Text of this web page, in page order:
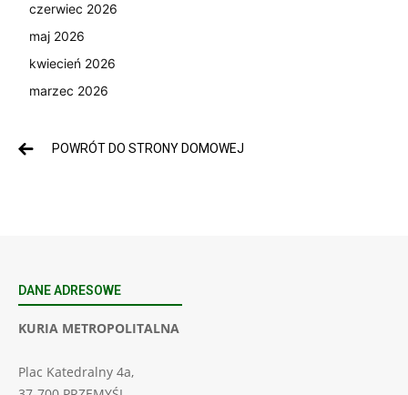
czerwiec 2026
maj 2026
kwiecień 2026
marzec 2026
POWRÓT DO STRONY DOMOWEJ
DANE ADRESOWE
KURIA METROPOLITALNA
Plac Katedralny 4a,